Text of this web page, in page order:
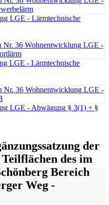
LGE - Lärmtechnische
LGE - Lärmtechnische
LGE - Abwägung § 3(1) + §
der
des im
Bereich
Weg -